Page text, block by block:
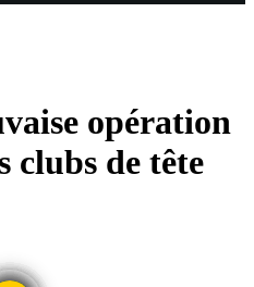
opération
clubs de tête